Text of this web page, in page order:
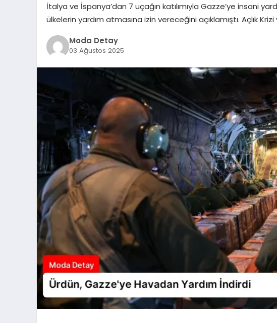
İtalya ve İspanya’dan 7 uçağın katılımıyla Gazze’ye insani
ülkelerin yardım atmasına izin vereceğini açıklamıştı. Açlık
Moda Detay
03 Ağustos 2025